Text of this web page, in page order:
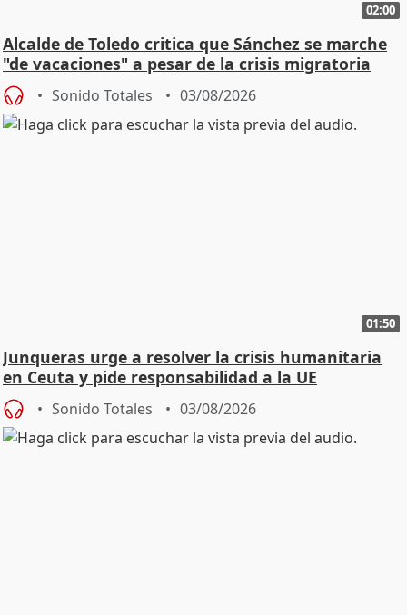
02:00
Alcalde de Toledo critica que Sánchez se marche
"de vacaciones" a pesar de la crisis migratoria
Sonido Totales 03/08/2026
01:50
Junqueras urge a resolver la crisis humanitaria
en Ceuta y pide responsabilidad a la UE
Sonido Totales 03/08/2026